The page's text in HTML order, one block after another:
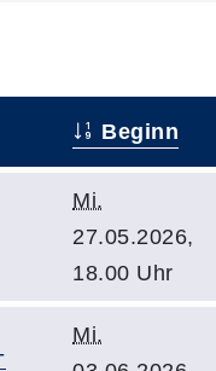
Beginn
Mi.
27.05.2026,
18.00 Uhr
Mi.